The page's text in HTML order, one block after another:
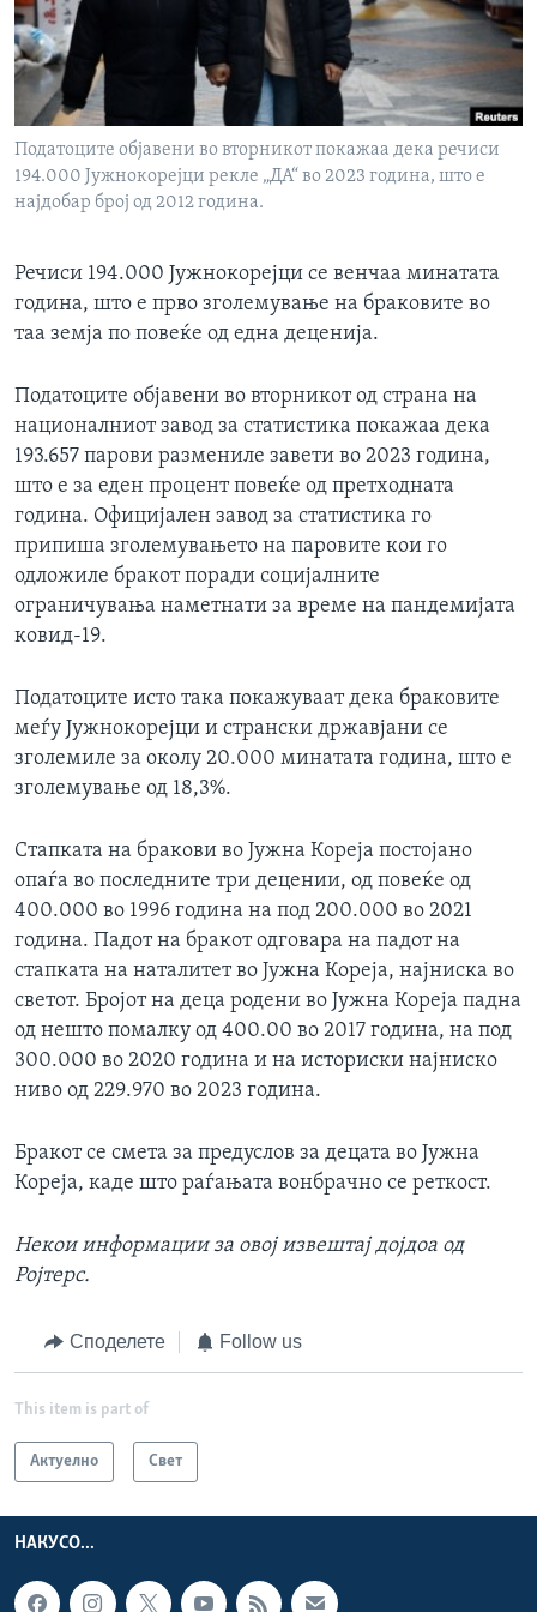
ИНТЕРВЈУА
Јазици
Податоците објавени во вторникот покажаа дека речиси
194.000 Јужнокорејци рекле „ДА“ во 2023 година, што е
најдобар број од 2012 година.
Речиси 194.000 Јужнокорејци се венчаа минатата
година, што е прво зголемување на браковите во
таа земја по повеќе од една деценија.
Податоците објавени во вторникот од страна на
националниот завод за статистика покажаа дека
193.657 парови размениле завети во 2023 година,
што е за еден процент повеќе од претходната
година. Официјален завод за статистика го
припиша зголемувањето на паровите кои го
одложиле бракот поради социјалните
ограничувања наметнати за време на пандемијата
ковид-19.
Податоците исто така покажуваат дека браковите
меѓу Јужнокорејци и странски државјани се
зголемиле за околу 20.000 минатата година, што е
зголемување од 18,3%.
Стапката на бракови во Јужна Кореја постојано
опаѓа во последните три децении, од повеќе од
400.000 во 1996 година на под 200.000 во 2021
година. Падот на бракот одговара на падот на
стапката на наталитет во Јужна Кореја, најниска во
светот. Бројот на деца родени во Јужна Кореја падна
од нешто помалку од 400.00 во 2017 година, на под
300.000 во 2020 година и на историски најниско
ниво од 229.970 во 2023 година.
Бракот се смета за предуслов за децата во Јужна
Кореја, каде што раѓањата вонбрачно се реткост.
Некои информации за овој извештај дојдоа од
Ројтерс.
Споделете Follow us
This item is part of
Актуелно Свет
НАКУСО...